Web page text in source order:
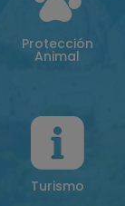
Protección
Animal
Turismo